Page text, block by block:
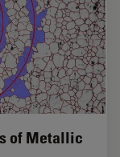
of Metallic